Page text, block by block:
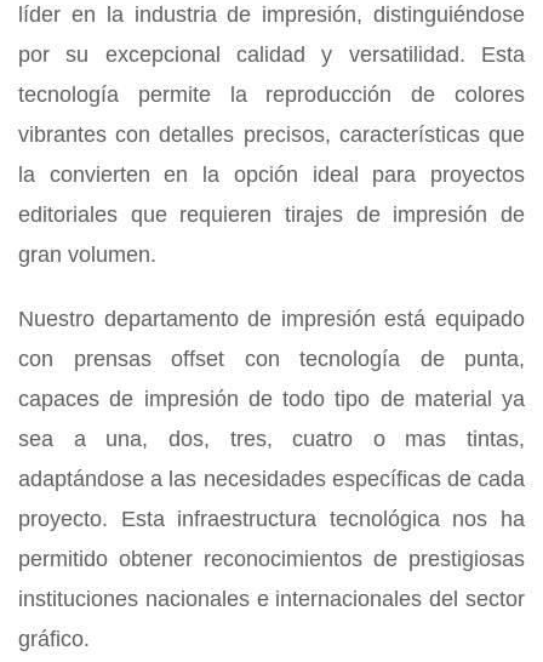
líder en la industria de impresión, distinguiéndose
por su excepcional calidad y versatilidad. Esta
tecnología permite la reproducción de colores
vibrantes con detalles precisos, características que
la convierten en la opción ideal para proyectos
editoriales que requieren tirajes de impresión de
gran volumen.
Nuestro departamento de impresión está equipado
con prensas offset con tecnología de punta,
capaces de impresión de todo tipo de material ya
sea a una, dos, tres, cuatro o mas tintas,
adaptándose a las necesidades específicas de cada
proyecto. Esta infraestructura tecnológica nos ha
permitido obtener reconocimientos de prestigiosas
instituciones nacionales e internacionales del sector
gráfico.